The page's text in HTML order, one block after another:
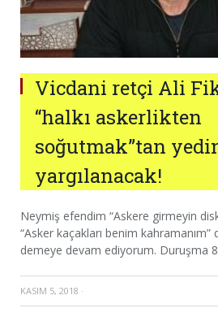
Vicdani retçi Ali
“halkı askerlikten
soğutmak”tan
yargılanacak!
Neymiş efendim “Askere girmeyin
“Asker kaçakları benim
demeye devam ediyorum. Duruşma
KASIM 5, 2018 ·